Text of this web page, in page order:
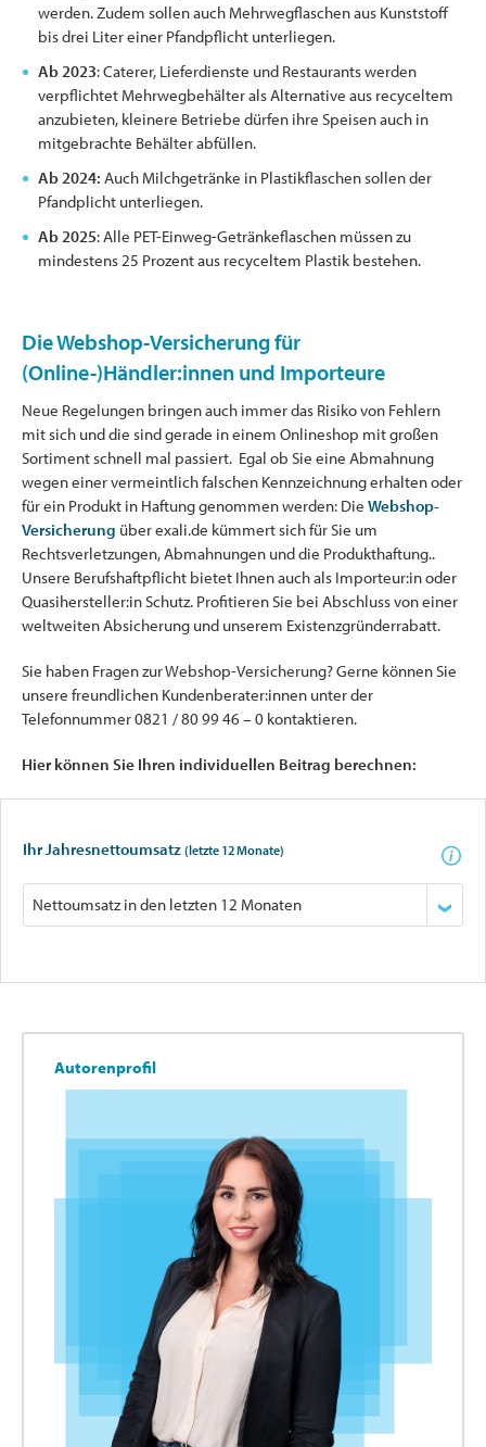
werden. Zudem sollen auch Mehrwegflaschen aus Kunststoff
bis drei Liter einer Pfandpflicht unterliegen.
Ab 2023: Caterer, Lieferdienste und Restaurants werden
verpflichtet Mehrwegbehälter als Alternative aus recyceltem
anzubieten, kleinere Betriebe dürfen ihre Speisen auch in
mitgebrachte Behälter abfüllen.
Ab 2024: Auch Milchgetränke in Plastikflaschen sollen der
Pfandplicht unterliegen.
Ab 2025: Alle PET-Einweg-Getränkeflaschen müssen zu
mindestens 25 Prozent aus recyceltem Plastik bestehen.
Die Webshop-Versicherung für
(Online-)Händler:innen und Importeure
Neue Regelungen bringen auch immer das Risiko von Fehlern
mit sich und die sind gerade in einem Onlineshop mit großen
Sortiment schnell mal passiert. Egal ob Sie eine Abmahnung
wegen einer vermeintlich falschen Kennzeichnung erhalten oder
für ein Produkt in Haftung genommen werden: Die Webshop-
Versicherung über exali.de kümmert sich für Sie um
Rechtsverletzungen, Abmahnungen und die Produkthaftung..
Unsere Berufshaftpflicht bietet Ihnen auch als Importeur:in oder
Quasihersteller:in Schutz. Profitieren Sie bei Abschluss von einer
weltweiten Absicherung und unserem Existenzgründerrabatt.
Sie haben Fragen zur Webshop-Versicherung? Gerne können Sie
unsere freundlichen Kundenberater:innen unter der
Telefonnummer 0821 / 80 99 46 – 0 kontaktieren.
Hier können Sie Ihren individuellen Beitrag berechnen:
Ihr Jahresnettoumsatz (letzte 12 Monate)
Autorenprofil